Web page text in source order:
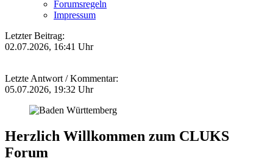
Forumsregeln
Impressum
Letzter Beitrag:
02.07.2026, 16:41 Uhr
Letzte Antwort / Kommentar:
05.07.2026, 19:32 Uhr
Herzlich Willkommen zum CLUKS
Forum